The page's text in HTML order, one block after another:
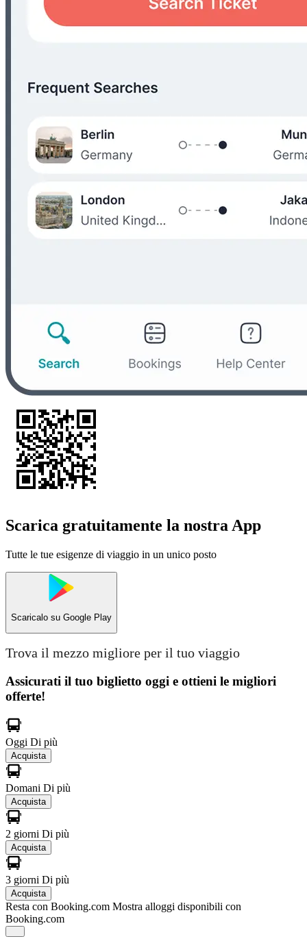
Scarica gratuitamente la nostra App
Tutte le tue esigenze di viaggio in un unico posto
Scaricalo su Google Play
Trova il mezzo migliore per il tuo viaggio
Assicurati il ​​tuo biglietto oggi e ottieni le migliori
offerte!
Oggi Di più
Acquista
Domani Di più
Acquista
2 giorni Di più
Acquista
3 giorni Di più
Acquista
Resta con Booking.com Mostra alloggi disponibili con
Booking.com